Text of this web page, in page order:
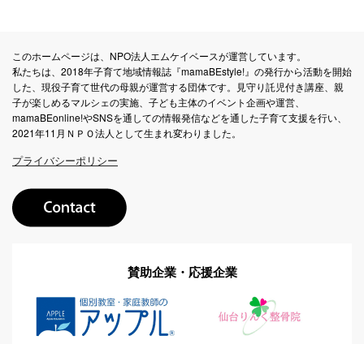
このホームページは、NPO法人エムケイベースが運営しています。
私たちは、2018年子育て地域情報誌『mamaBEstyle!』の発行から活動を開始
した、現役子育て世代の母親が運営する団体です。見守り託児付き講座、親
子が楽しめるマルシェの実施、子ども主体のイベント企画や運営、
mamaBEonline!やSNSを通しての情報発信などを通した子育て支援を行い、
2021年11月ＮＰＯ法人として生まれ変わりました。
プライバシーポリシー
賛助企業・応援企業